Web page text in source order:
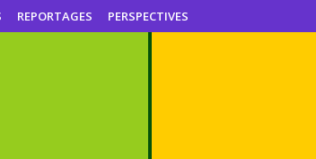
REPORTAGES PERSPECTIVES